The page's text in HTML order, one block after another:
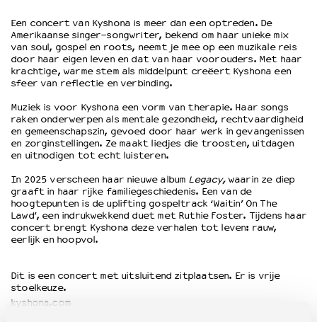
OVER LANTARENVENSTER
Wat we doen
Werken bij
Wie is wie
Word vriend
Historie
Partners
Huisregels
Integriteits- en gedragscode
Duurzaamheid
Culturele boycot Israël
Ruimte voor artistieke vrijheid – VNPF
Een concert van Kyshona is meer dan een optreden. De
Amerikaanse singer-songwriter, bekend om haar unieke mix
van soul, gospel en roots, neemt je mee op een muzikale reis
door haar eigen leven en dat van haar voorouders. Met haar
krachtige, warme stem als middelpunt creëert Kyshona een
sfeer van reflectie en verbinding.
Muziek is voor Kyshona een vorm van therapie. Haar songs
raken onderwerpen als mentale gezondheid, rechtvaardigheid
en gemeenschapszin, gevoed door haar werk in gevangenissen
en zorginstellingen. Ze maakt liedjes die troosten, uitdagen
en uitnodigen tot echt luisteren.
In 2025 verscheen haar nieuwe album Legacy,waarin ze diep
graaft in haar rijke familiegeschiedenis. Een van de
hoogtepunten is de uplifting gospeltrack ‘Waitin’ On The
Lawd’, een indrukwekkend duet met Ruthie Foster. Tijdens haar
concert brengt Kyshona deze verhalen tot leven: rauw,
eerlijk en hoopvol.
Dit is een concert met uitsluitend zitplaatsen. Er is vrije
stoelkeuze.
kyshona.com